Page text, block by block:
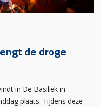
de droge
in De Basiliek in
plaats. Tijdens deze